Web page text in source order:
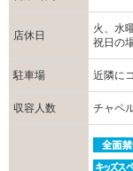
店休日
火、水
祝日の
駐車場 近隣に
収容人数 チャペ